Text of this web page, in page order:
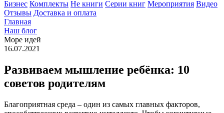
Бизнес Комплекты Не книги Серии книг Мероприятия Видео
Отзывы Доставка и оплата
Главная
Наш блог
Море идей
16.07.2021
Развиваем мышление ребёнка: 10
советов родителям
Благоприятная среда – один из самых главных факторов,